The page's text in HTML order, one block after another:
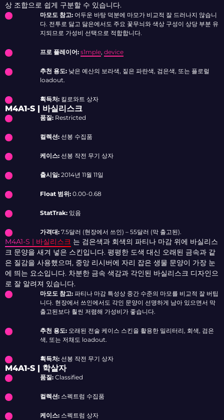
상 조합으로 쉽게 구분할 수 있습니다.
마모도 참고: 어두운 바탕 덕분에 마모가 비교적 잘 드러나지 않습니
다. 전투로 닳고 닳은에서도 주요 꽃무늬와 색상 구성이 상당 부분 유
지되므로 가성비 선택으로 적합합니다.
프로 플레이어: s1mple, device
추천 용도: 낮은 예산의 보라색, 짙은 파란색, 검은색, 또는 플로럴
loadout.
획득처: 킬로와트 상자
M4A1-S | 바실리스크
품질: Restricted
컬렉션: 선봉 수집품
케이스: 선봉 작전 무기 상자
출시일: 2014년 11월 11일
Float 범위: 0.00-0.68
StatTrak: 있음
가격대: 7.5달러 (현장에서 쓰인) – 55달러 (막 출고된).
M4A1-S | 바실리스크 는 검은색과 회색의 파티나 마감 위에 바실리스
크 문양을 새겨 넣은 스킨입니다. 평평한 도색 대신 오래된 금속과 같
은 질감을 사용했으며, 중앙 리시버에 자리 잡은 생물 문양이 가장 눈
에 띄는 요소입니다. 차분한 금속 색감과 각인된 바실리스크 디자인으
로 잘 알려져 있습니다.
마모도 참고: 파티나 마감 특성상 중간 수준의 마모를 비교적 잘 버팁
니다. 현장에서 쓰인에서도 각인 문양이 선명하게 남아 있으면서 막
출고된보다 훨씬 저렴해 가성비가 좋습니다.
추천 용도: 오래된 전술 케이스 스킨을 활용한 밀리터리, 회색, 검은
색, 또는 저채도 loadout.
획득처: 선봉 작전 무기 상자
M4A1-S | 학살자
품질: Classified
컬렉션: 스펙트럼 수집품
케이스: 스펙트럼 상자